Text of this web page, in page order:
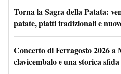
Torna la Sagra della Patata:
patate, piatti tradizionali e
Concerto di Ferragosto 2026 a
clavicembalo e una storica